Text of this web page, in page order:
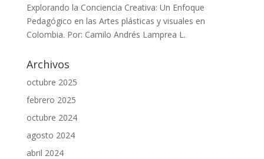
Explorando la Conciencia Creativa: Un Enfoque
Pedagógico en las Artes plásticas y visuales en
Colombia. Por: Camilo Andrés Lamprea L.
Archivos
octubre 2025
febrero 2025
octubre 2024
agosto 2024
abril 2024